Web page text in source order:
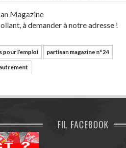
Magazine
à demander à notre adresse !
pour l’emploi partisan magazine n°24
FIL FACEBOOK